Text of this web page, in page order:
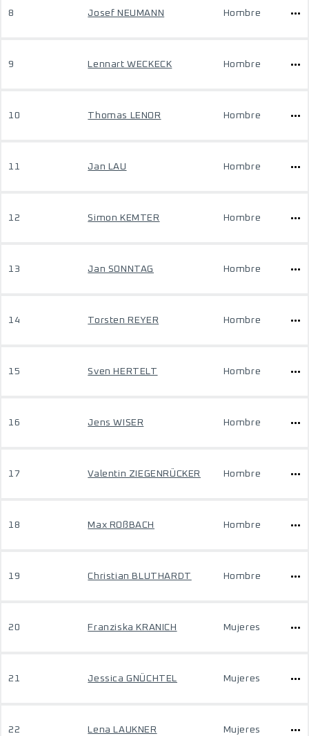
8 Josef NEUMANN Hombre
9 Lennart WECKECK Hombre
10 Thomas LENOR Hombre
11 Jan LAU Hombre
12 Simon KEMTER Hombre
13 Jan SONNTAG Hombre
14 Torsten REYER Hombre
15 Sven HERTELT Hombre
16 Jens WISER Hombre
17 Valentin ZIEGENRÜCKER Hombre
18 Max ROßBACH Hombre
19 Christian BLUTHARDT Hombre
20 Franziska KRANICH Mujeres
21 Jessica GNÜCHTEL Mujeres
22 Lena LAUKNER Mujeres